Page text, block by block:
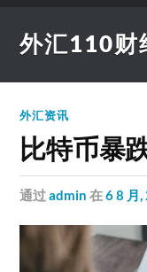
外汇110财
外汇资讯
比特币暴
通过admin 在6 8 月